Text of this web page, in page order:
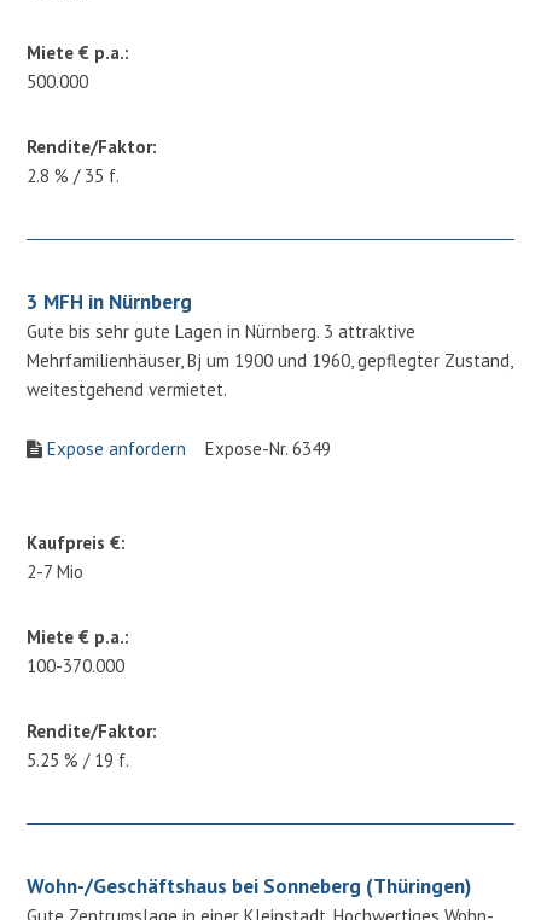
Miete € p.a.:
500.000
Rendite/Faktor:
2.8 % / 35 f.
3 MFH in Nürnberg
Gute bis sehr gute Lagen in Nürnberg. 3 attraktive
Mehrfamilienhäuser, Bj um 1900 und 1960, gepflegter Zustand,
weitestgehend vermietet.
Expose anfordern Expose-Nr. 6349
Kaufpreis €:
2-7 Mio
Miete € p.a.:
100-370.000
Rendite/Faktor:
5.25 % / 19 f.
Wohn-/Geschäftshaus bei Sonneberg (Thüringen)